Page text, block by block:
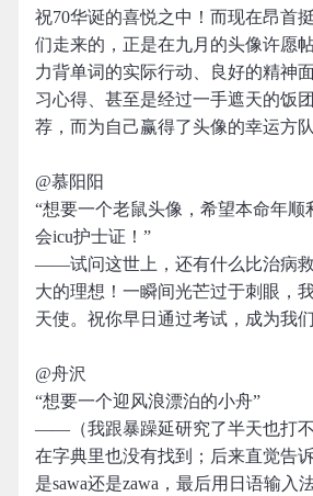
祝70华诞的喜悦之中！而现在昂首
们走来的，正是在九月的头像许愿
力背单词的实际行动、良好的精神
习心得、甚至是经过一手遮天的饭
荐，而为自己赢得了头像的幸运方队
@慕阳阳
“想要一个老鼠头像，希望本命年顺
会icu护士证！”
——试问这世上，还有什么比治病
大的理想！一瞬间光芒过于刺眼，
天使。祝你早日通过考试，成为我
@舟沢
“想要一个迎风浪漂泊的小舟”
——（我跟暴躁延研究了半天也打
在字典里也没有找到；后来直觉告
是sawa还是zawa，最后用日语输入